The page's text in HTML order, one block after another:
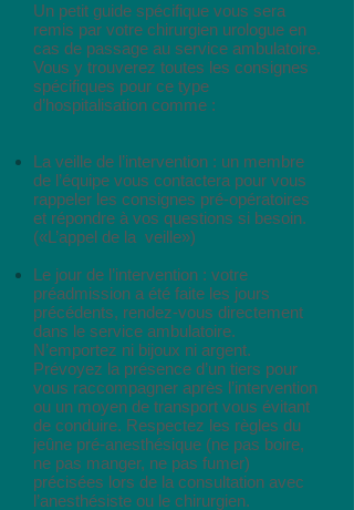
Un petit guide spécifique vous sera
remis par votre chirurgien urologue en
cas de passage au service ambulatoire.
Vous y trouverez toutes les consignes
spécifiques pour ce type
d’hospitalisation comme :
La veille de l’intervention : un membre
de l’équipe vous contactera pour vous
rappeler les consignes pré-opératoires
et répondre à vos questions si besoin.
(«L’appel de la veille»)
Le jour de l’intervention : votre
préadmission a été faite les jours
précédents, rendez-vous directement
dans le service ambulatoire.
N’emportez ni bijoux ni argent.
Prévoyez la présence d’un tiers pour
vous raccompagner après l’intervention
ou un moyen de transport vous évitant
de conduire. Respectez les règles du
jeûne pré-anesthésique (ne pas boire,
ne pas manger, ne pas fumer)
précisées lors de la consultation avec
l’anesthésiste ou le chirurgien.